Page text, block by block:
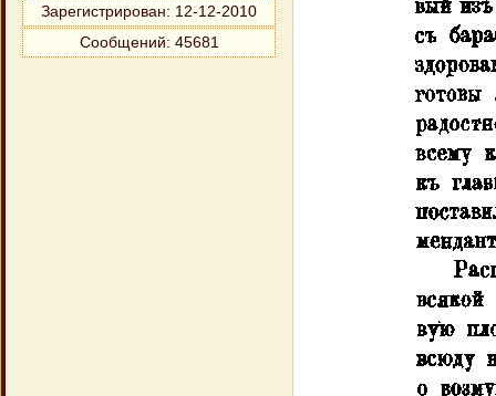
Зарегистрирован: 12-12-2010
Сообщений: 45681